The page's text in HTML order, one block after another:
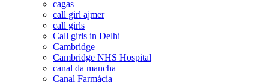
cagas
call girl ajmer
call girls
Call girls in Delhi
Cambridge
Cambridge NHS Hospital
canal da mancha
Canal Farmácia